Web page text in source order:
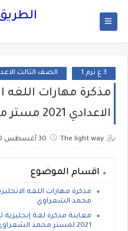
3 ع ترم 1 الصف الثالث
مذكرة مهارات اللغه
الاعدادي 2021 مستر محمد الشعراوي
The light way 30 أغسطس 2020
اقسام الموضوع
محمد الشعراوي
معاينة مذكرة لغة إنجليزية
2021 لمستر محمد الشعراوي، مذكرة المهارات